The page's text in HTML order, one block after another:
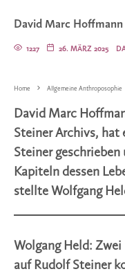
David Marc Hoffmann
26. MÄRZ 2025
1227
Home Allgemeine Anthroposophie
David Marc
Steiner Archivs, hat
Steiner
Kapiteln dessen
stellte Wolfgang
Wolgang Held:
auf Rudolf Steiner